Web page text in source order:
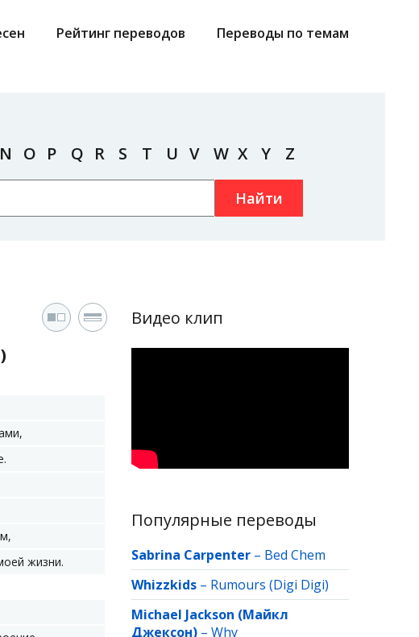
Рейтинг переводов Переводы по темам
N O P Q R S T U V W X Y Z
Найти
жизни.
Видео клип
Популярные переводы
Sabrina Carpenter – Bed Chem
Whizzkids – Rumours (Digi Digi)
Michael Jackson (Майкл
Джексон) – Why